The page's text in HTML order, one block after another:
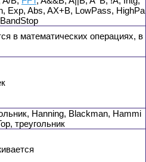
Exp, Abs, AX+B, LowPass, HighPa
в математических операциях, в
Hanning, Blackman, Hammi
треугольник